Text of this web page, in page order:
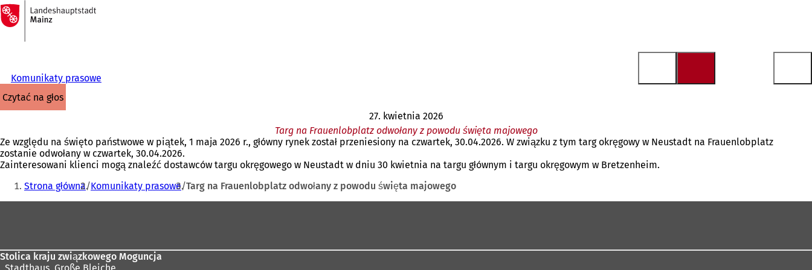
Przejdź do treści
Do
strony
głównej
Komunikaty prasowe
czytać na głos
27. kwietnia 2026
Targ na Frauenlobplatz odwołany z powodu święta majowego
Ze względu na święto państwowe w piątek, 1 maja 2026 r., główny rynek został przeniesiony na czwartek, 30.04.2026. W związku z tym targ okręgowy w Neustadt na Frauenlobplatz
zostanie odwołany w czwartek, 30.04.2026.
Zainteresowani klienci mogą znaleźć dostawców targu okręgowego w Neustadt w dniu 30 kwietnia na targu głównym i targu okręgowym w Bretzenheim.
Jesteś
tutaj:
Strona główna Komunikaty prasowe Targ na Frauenlobplatz odwołany z powodu święta majowego
Stolica kraju związkowego Moguncja